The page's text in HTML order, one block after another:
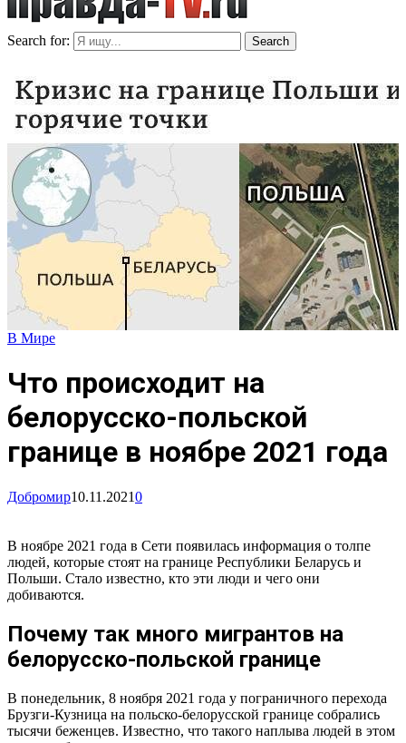
Search for: Search
В Мире
Что происходит на
белорусско-польской
границе в ноябре 2021 года
Добромир10.11.20210
В ноябре 2021 года в Сети появилась информация о толпе
людей, которые стоят на границе Республики Беларусь и
Польши. Стало известно, кто эти люди и чего они
добиваются.
Почему так много мигрантов на
белорусско-польской границе
В понедельник, 8 ноября 2021 года у пограничного перехода
Брузги-Кузница на польско-белорусской границе собрались
тысячи беженцев. Известно, что такого наплыва людей в этом